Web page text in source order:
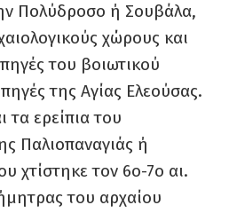
Πολύδροσο ή Σουβάλα,
χώρους και
του βοιωτικού
της Αγίας Ελεούσας.
τα ερείπια του
Παλιοπαναγιάς ή
χτίστηκε τον 6ο-7ο αι.
του αρχαίου